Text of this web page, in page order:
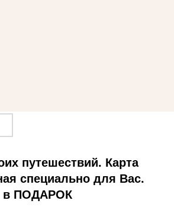
путешествий. Карта
специально для Вас.
в ПОДАРОК